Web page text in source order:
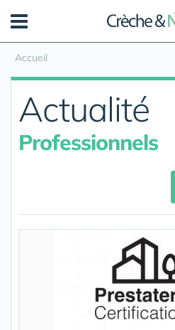
Accueil
Actualité
Professionnels